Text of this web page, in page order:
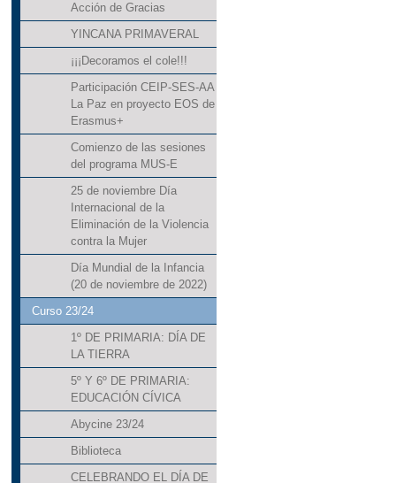
Acción de Gracias
YINCANA PRIMAVERAL
¡¡¡Decoramos el cole!!!
Participación CEIP-SES-AA
La Paz en proyecto EOS de
Erasmus+
Comienzo de las sesiones
del programa MUS-E
25 de noviembre Día
Internacional de la
Eliminación de la Violencia
contra la Mujer
Día Mundial de la Infancia
(20 de noviembre de 2022)
Curso 23/24
1º DE PRIMARIA: DÍA DE
LA TIERRA
5º Y 6º DE PRIMARIA:
EDUCACIÓN CÍVICA
Abycine 23/24
Biblioteca
CELEBRANDO EL DÍA DE